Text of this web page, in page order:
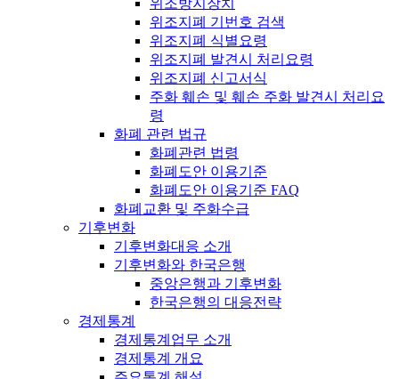
위조방지장치
위조지폐 기번호 검색
위조지폐 식별요령
위조지폐 발견시 처리요령
위조지폐 신고서식
주화 훼손 및 훼손 주화 발견시 처리요
령
화폐 관련 법규
화폐관련 법령
화폐도안 이용기준
화폐도안 이용기준 FAQ
화폐교환 및 주화수급
기후변화
기후변화대응 소개
기후변화와 한국은행
중앙은행과 기후변화
한국은행의 대응전략
경제통계
경제통계업무 소개
경제통계 개요